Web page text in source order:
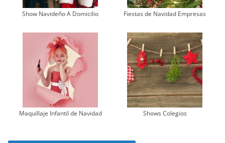
Show Navideño A Domicilio Fiestas de Navidad Empresas
Maquillaje Infantil de Navidad Shows Colegios